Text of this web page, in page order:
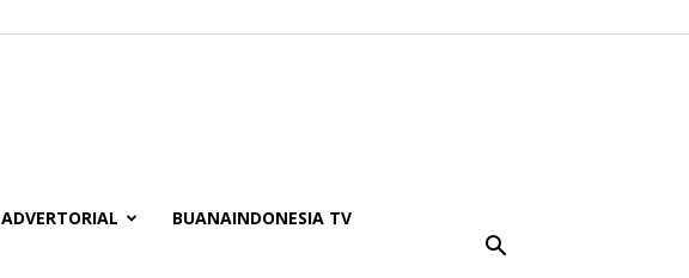
ADVERTORIAL BUANAINDONESIA TV